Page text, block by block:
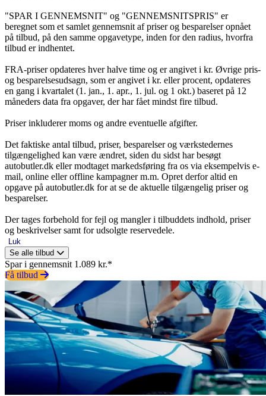
"SPAR I GENNEMSNIT" og "GENNEMSNITSPRIS" er
beregnet som et samlet gennemsnit af priser og besparelser opnået
på tilbud, på den samme opgavetype, inden for den radius, hvorfra
tilbud er indhentet.
FRA-priser opdateres hver halve time og er angivet i kr. Øvrige pris-
og besparelsesudsagn, som er angivet i kr. eller procent, opdateres
en gang i kvartalet (1. jan., 1. apr., 1. jul. og 1 okt.) baseret på 12
måneders data fra opgaver, der har fået mindst fire tilbud.
Priser inkluderer moms og andre eventuelle afgifter.
Det faktiske antal tilbud, priser, besparelser og værkstedernes
tilgængelighed kan være ændret, siden du sidst har besøgt
autobutler.dk eller modtaget markedsføring fra os via eksempelvis e-
mail, online eller offline kampagner m.m. Opret derfor altid en
opgave på autobutler.dk for at se de aktuelle tilgængelig priser og
besparelser.
Der tages forbehold for fejl og mangler i tilbuddets indhold, priser
og beskrivelser samt for udsolgte reservedele.
Luk
Se alle tilbud
Spar i gennemsnit 1.089 kr.*
Få tilbud